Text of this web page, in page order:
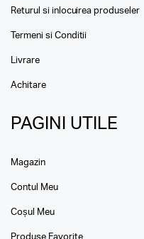
Returul si inlocuirea produseler
Termeni si Conditii
Livrare
Achitare
PAGINI UTILE
Magazin
Contul Meu
Coșul Meu
Produse Favorite